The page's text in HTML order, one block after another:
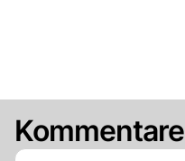
Kommentare